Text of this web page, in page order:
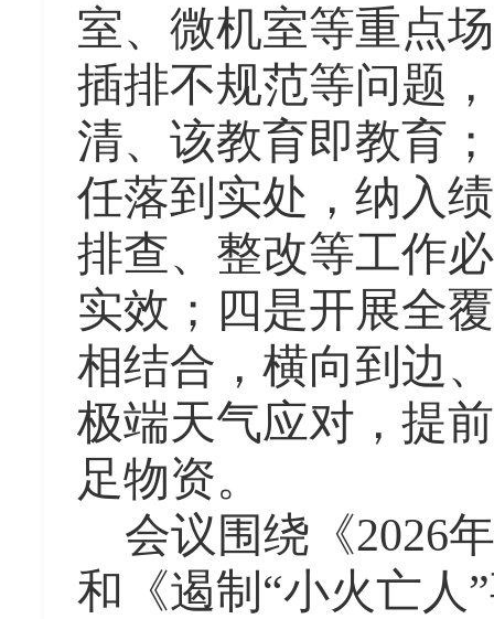
室、微机室等重点
插排不规范等问题
清、该教育即教育
任落到实处，纳入
排查、整改等工作
实效；四是开展全
相结合，横向到边
极端天气应对，提
足物资。
会议 围绕《2026
和
《遏制“小火亡